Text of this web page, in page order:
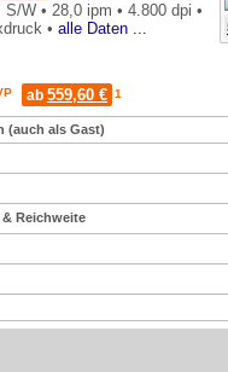
S/W • 28,0 ipm • 4.800 dpi •
• alle Daten ...
ab 559,60 € 1
(auch als Gast)
Reichweite